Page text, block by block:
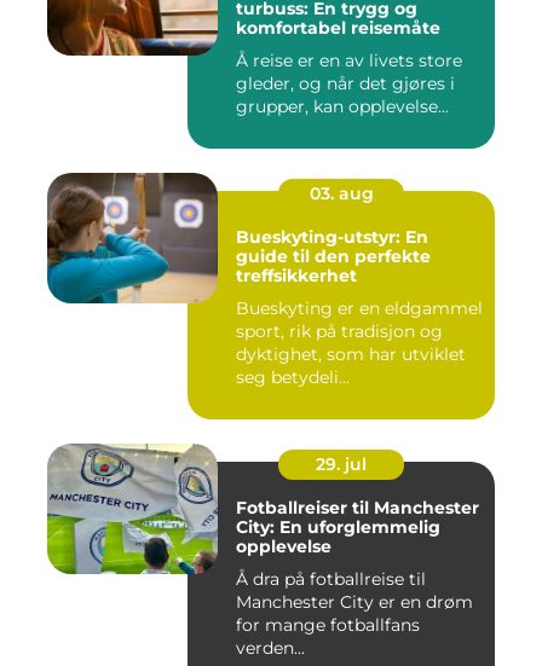
turbuss: En trygg og
komfortabel reisemåte
Å reise er en av livets store
gleder, og når det gjøres i
grupper, kan opplevelse...
03. aug
Bueskyting-utstyr: En
guide til den perfekte
treffsikkerhet
Bueskyting er en eldgammel
sport, rik på tradisjon og
dyktighet, som har utviklet
seg betydeli...
29. jul
Fotballreiser til Manchester
City: En uforglemmelig
opplevelse
Å dra på fotballreise til
Manchester City er en drøm
for mange fotballfans
verden...